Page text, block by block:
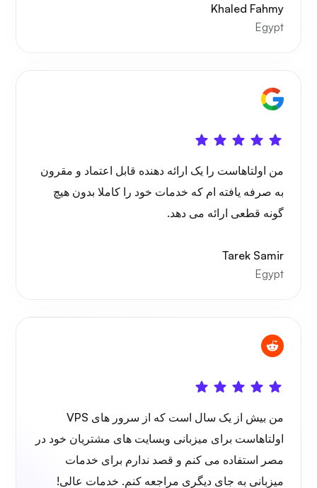
Khaled Fahmy
Egypt
من اولتاهاست را یک ارائه دهنده قابل اعتماد و مقرون
به صرفه یافته ام که خدمات خود را کاملا بدون هیچ
گونه قطعی ارائه می دهد.
Tarek Samir
Egypt
من بیش از یک سال است که از سرور های VPS
اولتاهاست برای میزبانی وبسایت های مشتریان خود در
مصر استفاده می کنم و قصد ندارم برای خدمات
میزبانی به جای دیگری مراجعه کنم. خدمات عالی!